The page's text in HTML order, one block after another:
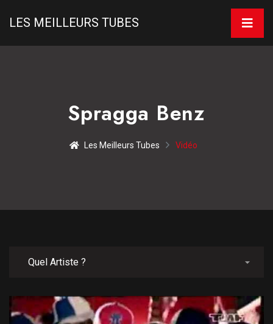
LES MEILLEURS TUBES
Spragga Benz
Les Meilleurs Tubes Vidéo